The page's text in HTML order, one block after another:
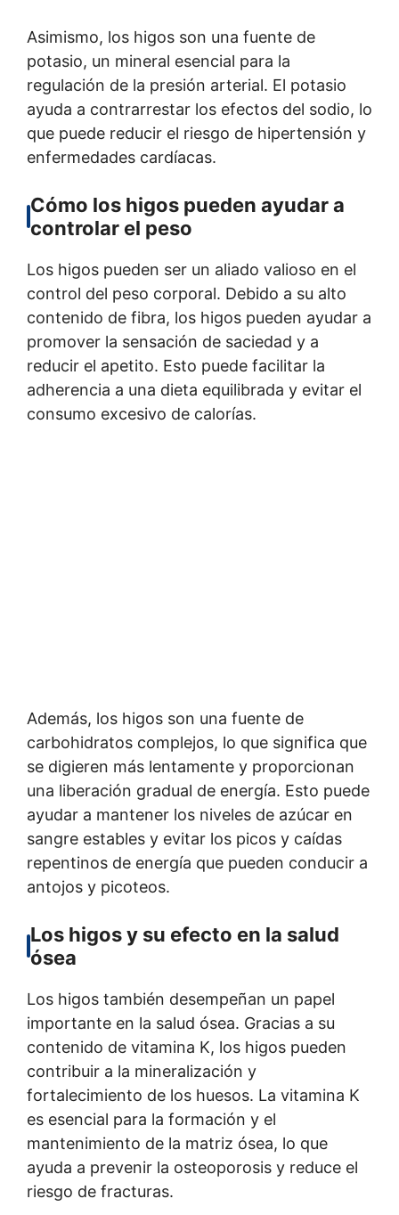
Asimismo, los higos son una fuente de
potasio, un mineral esencial para la
regulación de la presión arterial. El potasio
ayuda a contrarrestar los efectos del sodio, lo
que puede reducir el riesgo de hipertensión y
enfermedades cardíacas.
Cómo los higos pueden ayudar a
controlar el peso
Los higos pueden ser un aliado valioso en el
control del peso corporal. Debido a su alto
contenido de fibra, los higos pueden ayudar a
promover la sensación de saciedad y a
reducir el apetito. Esto puede facilitar la
adherencia a una dieta equilibrada y evitar el
consumo excesivo de calorías.
Además, los higos son una fuente de
carbohidratos complejos, lo que significa que
se digieren más lentamente y proporcionan
una liberación gradual de energía. Esto puede
ayudar a mantener los niveles de azúcar en
sangre estables y evitar los picos y caídas
repentinos de energía que pueden conducir a
antojos y picoteos.
Los higos y su efecto en la salud
ósea
Los higos también desempeñan un papel
importante en la salud ósea. Gracias a su
contenido de vitamina K, los higos pueden
contribuir a la mineralización y
fortalecimiento de los huesos. La vitamina K
es esencial para la formación y el
mantenimiento de la matriz ósea, lo que
ayuda a prevenir la osteoporosis y reduce el
riesgo de fracturas.